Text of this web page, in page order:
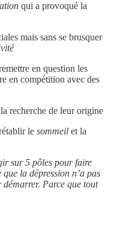
qui a provoqué la
mais sans se brusquer
en question les
en compétition avec des
recherche de leur origine
le sommeil et la
sur 5 pôles pour faire
la dépression n’a pas
Parce que tout